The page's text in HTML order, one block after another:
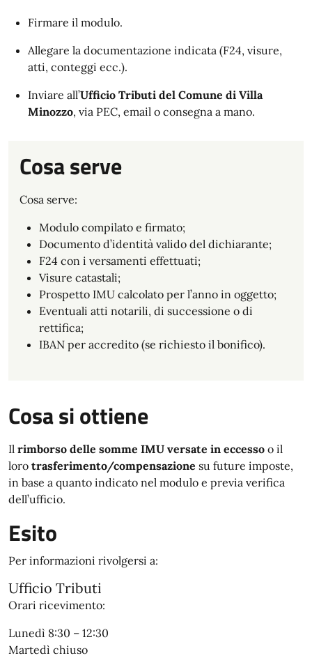
Firmare il modulo.
Allegare la documentazione indicata (F24, visure,
atti, conteggi ecc.).
Inviare all’Ufficio Tributi del Comune di Villa
Minozzo, via PEC, email o consegna a mano.
Cosa serve
Cosa serve:
Modulo compilato e firmato;
Documento d’identità valido del dichiarante;
F24 con i versamenti effettuati;
Visure catastali;
Prospetto IMU calcolato per l’anno in oggetto;
Eventuali atti notarili, di successione o di
rettifica;
IBAN per accredito (se richiesto il bonifico).
Cosa si ottiene
Il rimborso delle somme IMU versate in eccesso o il
loro trasferimento/compensazione su future imposte,
in base a quanto indicato nel modulo e previa verifica
dell’ufficio.
Esito
Per informazioni rivolgersi a:
Ufficio Tributi
Orari ricevimento:
Lunedì 8:30 – 12:30
Martedì chiuso